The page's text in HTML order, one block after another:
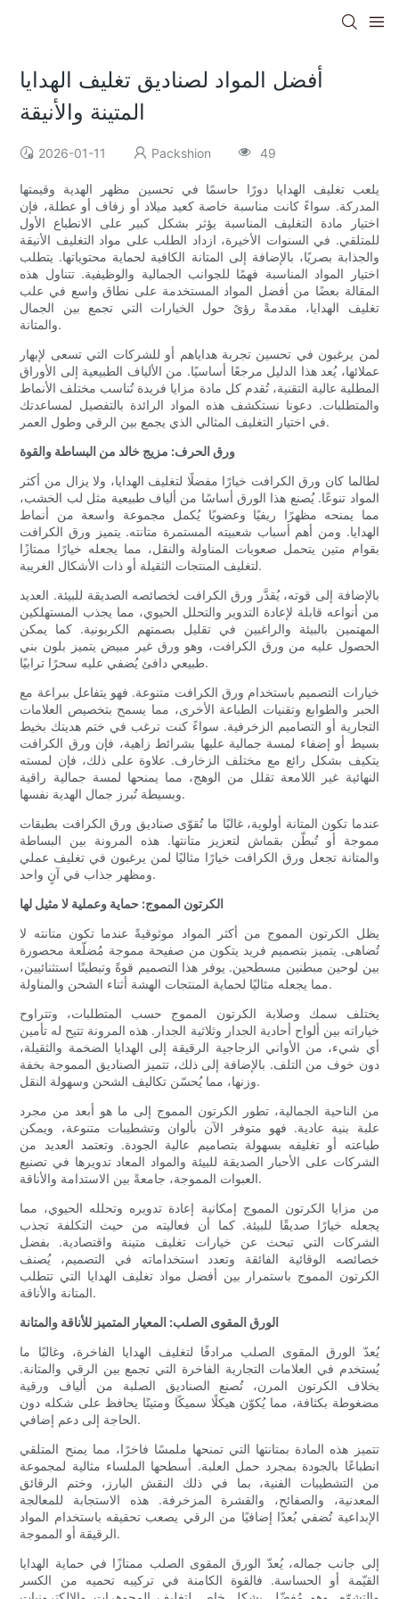
أفضل المواد لصناديق تغليف الهدايا
المتينة والأنيقة
2026-01-11 Packshion 49
يلعب تغليف الهدايا دورًا حاسمًا في تحسين مظهر الهدية وقيمتها
المدركة. سواءً كانت مناسبة خاصة كعيد ميلاد أو زفاف أو عطلة، فإن
اختيار مادة التغليف المناسبة يؤثر بشكل كبير على الانطباع الأول
للمتلقي. في السنوات الأخيرة، ازداد الطلب على مواد التغليف الأنيقة
والجذابة بصريًا، بالإضافة إلى المتانة الكافية لحماية محتوياتها. يتطلب
اختيار المواد المناسبة فهمًا للجوانب الجمالية والوظيفية. تتناول هذه
المقالة بعضًا من أفضل المواد المستخدمة على نطاق واسع في علب
تغليف الهدايا، مقدمةً رؤىً حول الخيارات التي تجمع بين الجمال
والمتانة.
لمن يرغبون في تحسين تجربة هداياهم أو للشركات التي تسعى لإبهار
عملائها، يُعد هذا الدليل مرجعًا أساسيًا. من الألياف الطبيعية إلى الأوراق
المطلية عالية التقنية، تُقدم كل مادة مزايا فريدة تُناسب مختلف الأنماط
والمتطلبات. دعونا نستكشف هذه المواد الرائدة بالتفصيل لمساعدتك
في اختيار التغليف المثالي الذي يجمع بين الرقي وطول العمر.
ورق الحرف: مزيج خالد من البساطة والقوة
لطالما كان ورق الكرافت خيارًا مفضلًا لتغليف الهدايا، ولا يزال من أكثر
المواد تنوعًا. يُصنع هذا الورق أساسًا من ألياف طبيعية مثل لب الخشب،
مما يمنحه مظهرًا ريفيًا وعضويًا يُكمل مجموعة واسعة من أنماط
الهدايا. ومن أهم أسباب شعبيته المستمرة متانته. يتميز ورق الكرافت
بقوام متين يتحمل صعوبات المناولة والنقل، مما يجعله خيارًا ممتازًا
لتغليف المنتجات الثقيلة أو ذات الأشكال الغريبة.
بالإضافة إلى قوته، يُقدَّر ورق الكرافت لخصائصه الصديقة للبيئة. العديد
من أنواعه قابلة لإعادة التدوير والتحلل الحيوي، مما يجذب المستهلكين
المهتمين بالبيئة والراغبين في تقليل بصمتهم الكربونية. كما يمكن
الحصول عليه من ورق الكرافت، وهو ورق غير مبيض يتميز بلون بني
طبيعي دافئ يُضفي عليه سحرًا ترابيًا.
خيارات التصميم باستخدام ورق الكرافت متنوعة. فهو يتفاعل ببراعة مع
الحبر والطوابع وتقنيات الطباعة الأخرى، مما يسمح بتخصيص العلامات
التجارية أو التصاميم الزخرفية. سواءً كنت ترغب في ختم هديتك بخيط
بسيط أو إضفاء لمسة جمالية عليها بشرائط زاهية، فإن ورق الكرافت
يتكيف بشكل رائع مع مختلف الزخارف. علاوة على ذلك، فإن لمسته
النهائية غير اللامعة تقلل من الوهج، مما يمنحها لمسة جمالية راقية
وبسيطة تُبرز جمال الهدية نفسها.
عندما تكون المتانة أولوية، غالبًا ما تُقوّى صناديق ورق الكرافت بطبقات
مموجة أو تُبطّن بقماش لتعزيز متانتها. هذه المرونة بين البساطة
والمتانة تجعل ورق الكرافت خيارًا مثاليًا لمن يرغبون في تغليف عملي
ومظهر جذاب في آنٍ واحد.
الكرتون المموج: حماية وعملية لا مثيل لها
يظل الكرتون المموج من أكثر المواد موثوقيةً عندما تكون متانته لا
تُضاهى. يتميز بتصميم فريد يتكون من صفيحة مموجة مُضلّعة محصورة
بين لوحين مبطنين مسطحين. يوفر هذا التصميم قوةً وتبطينًا استثنائيين،
مما يجعله مثاليًا لحماية المنتجات الهشة أثناء الشحن والمناولة.
يختلف سمك وصلابة الكرتون المموج حسب المتطلبات، وتتراوح
خياراته بين ألواح أحادية الجدار وثلاثية الجدار. هذه المرونة تتيح له تأمين
أي شيء، من الأواني الزجاجية الرقيقة إلى الهدايا الضخمة والثقيلة،
دون خوف من التلف. بالإضافة إلى ذلك، تتميز الصناديق المموجة بخفة
وزنها، مما يُحسّن تكاليف الشحن وسهولة النقل.
من الناحية الجمالية، تطور الكرتون المموج إلى ما هو أبعد من مجرد
علبة بنية عادية. فهو متوفر الآن بألوان وتشطيبات متنوعة، ويمكن
طباعته أو تغليفه بسهولة بتصاميم عالية الجودة. وتعتمد العديد من
الشركات على الأحبار الصديقة للبيئة والمواد المعاد تدويرها في تصنيع
العبوات المموجة، جامعةً بين الاستدامة والأناقة.
من مزايا الكرتون المموج إمكانية إعادة تدويره وتحلله الحيوي، مما
يجعله خيارًا صديقًا للبيئة. كما أن فعاليته من حيث التكلفة تجذب
الشركات التي تبحث عن خيارات تغليف متينة واقتصادية. بفضل
خصائصه الوقائية الفائقة وتعدد استخداماته في التصميم، يُصنف
الكرتون المموج باستمرار بين أفضل مواد تغليف الهدايا التي تتطلب
المتانة والأناقة.
الورق المقوى الصلب: المعيار المتميز للأناقة والمتانة
يُعدّ الورق المقوى الصلب مرادفًا لتغليف الهدايا الفاخرة، وغالبًا ما
يُستخدم في العلامات التجارية الفاخرة التي تجمع بين الرقي والمتانة.
بخلاف الكرتون المرن، تُصنع الصناديق الصلبة من ألياف ورقية
مضغوطة بكثافة، مما يُكوّن هيكلًا سميكًا ومتينًا يحافظ على شكله دون
الحاجة إلى دعم إضافي.
تتميز هذه المادة بمتانتها التي تمنحها ملمسًا فاخرًا، مما يمنح المتلقي
انطباعًا بالجودة بمجرد حمل العلبة. أسطحها الملساء مثالية لمجموعة
من التشطيبات الفنية، بما في ذلك النقش البارز، وختم الرقائق
المعدنية، والصفائح، والقشرة المزخرفة. هذه الاستجابة للمعالجة
الإبداعية تُضفي بُعدًا إضافيًا من الرقي يصعب تحقيقه باستخدام المواد
الرقيقة أو المموجة.
إلى جانب جماله، يُعدّ الورق المقوى الصلب ممتازًا في حماية الهدايا
القيّمة أو الحساسة. فالقوة الكامنة في تركيبه تحميه من الكسر